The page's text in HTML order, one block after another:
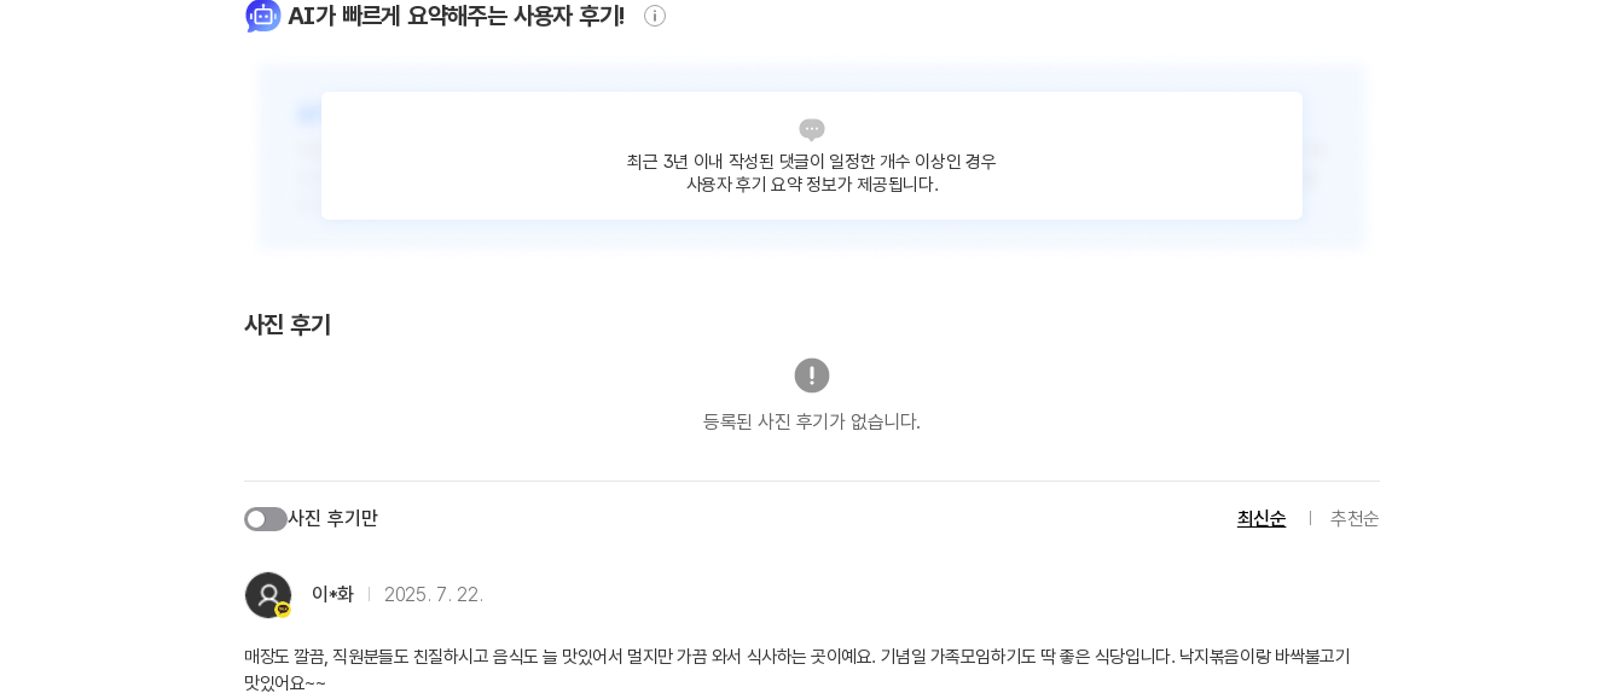
AI가 빠르게 요약해주는 사용자 후기!
최근 3년 이내 작성된 댓글이 일정한 개수 이상인 경우
사용자 후기 요약 정보가 제공됩니다.
사진 후기
등록된 사진 후기가 없습니다.
사진 후기만 최신순 추천순
이*화 2025. 7. 22.
매장도 깔끔, 직원분들도 친질하시고 음식도 늘 맛있어서 멀지만 가끔 와서 식사하는 곳이예요. 기념일 가족모임하기도 딱 좋은 식당입니다. 낙지볶음이랑 바싹불고기
맛있어요~~